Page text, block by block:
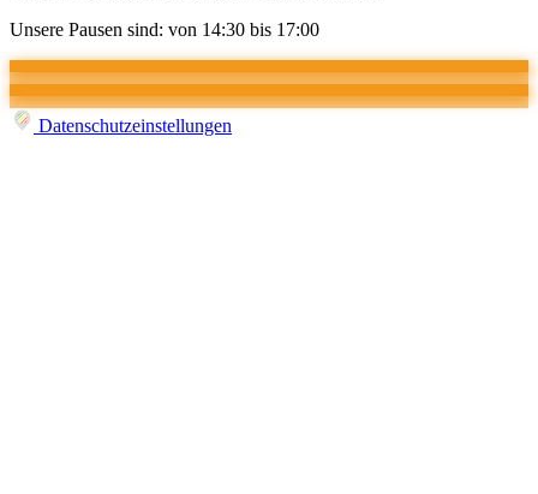
Unsere Pausen sind: von 14:30 bis 17:00
Datenschutzeinstellungen